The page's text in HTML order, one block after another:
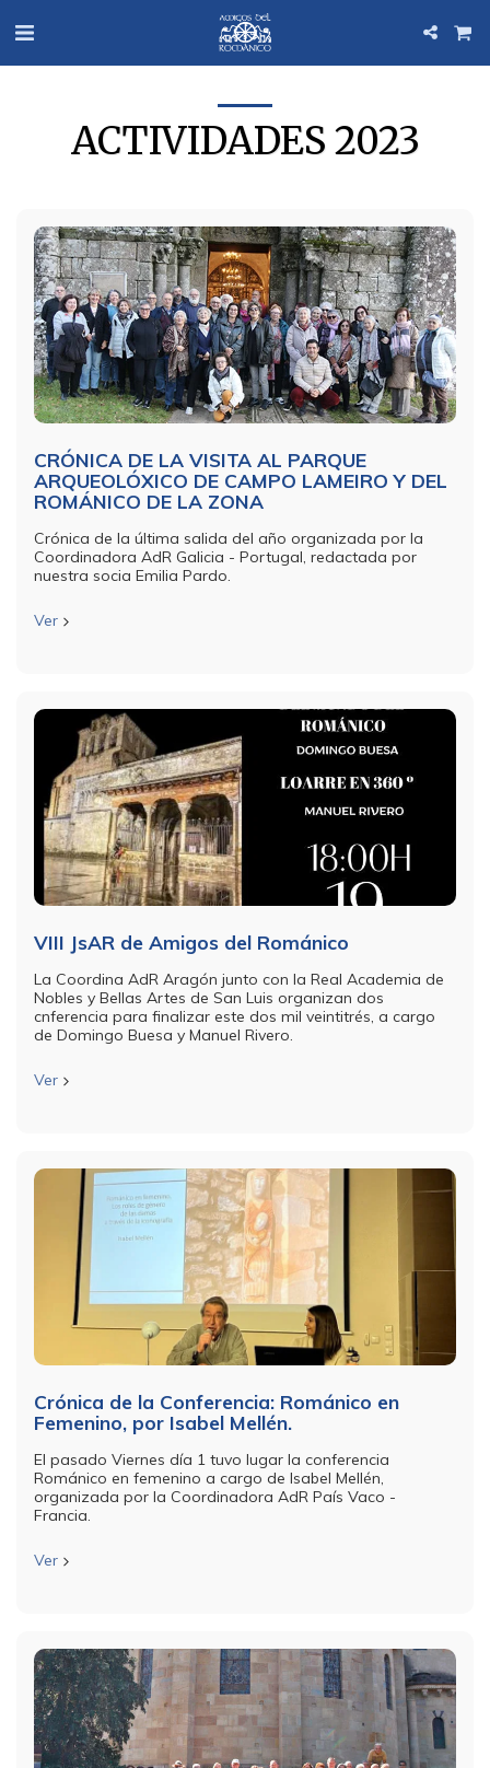
ACTIVIDADES 2023
CRÓNICA DE LA VISITA AL PARQUE
ARQUEOLÓXICO DE CAMPO LAMEIRO Y DEL
ROMÁNICO DE LA ZONA
Crónica de la última salida del año organizada por la
Coordinadora AdR Galicia - Portugal, redactada por
nuestra socia Emilia Pardo.
Ver
VIII JsAR de Amigos del Románico
La Coordina AdR Aragón junto con la Real Academia de
Nobles y Bellas Artes de San Luis organizan dos
cnferencia para finalizar este dos mil veintitrés, a cargo
de Domingo Buesa y Manuel Rivero.
Ver
Crónica de la Conferencia: Románico en
Femenino, por Isabel Mellén.
El pasado Viernes día 1 tuvo lugar la conferencia
Románico en femenino a cargo de Isabel Mellén,
organizada por la Coordinadora AdR País Vaco -
Francia.
Ver